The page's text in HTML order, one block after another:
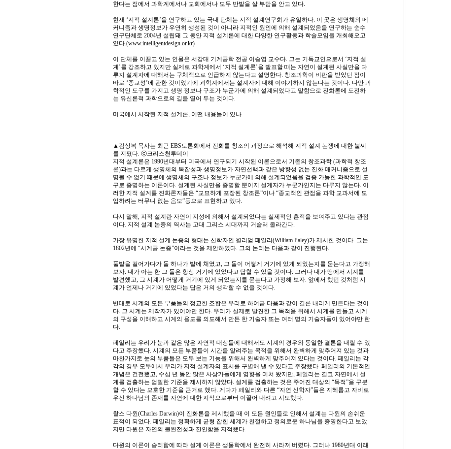
한다는 점에서 과학계에서나 교회에서나 모두 반발을 살 부담을 안고 있다.
현재 ‘지적 설계론’을 연구하고 있는 국내 단체는 지적 설계연구회가 유일하다. 이 곳은 생명체의 메
커니즘과 생명정보가 우연히 생성된 것이 아니라 지적인 원인에 의해 설계되었음을 연구하는 순수
연구단체로 2004년 설립돼 그 동안 지적 설계론에 대한 다양한 연구활동과 학술모임을 개최해오고
있다.(www.intelligentdesign.or.kr)
이 단체를 이끌고 있는 인물은 서강대 기계공학 전공 이승엽 교수다. 그는 기독교인으로서 ‘지적 설
계’를 강조하고 있지만 실제로 과학계에서 ‘지적 설계론’을 발표할 때는 자연이 설계된 사실만을 다
루지 설계자에 대해서는 구체적으로 언급하지 않는다고 설명한다. 창조과학이 비판을 받았던 점이
바로 ‘종교성’에 관한 것이었기에 과학계에서는 설계자에 대해 이야기하지 않는다는 것이다. 다만 과
학적인 도구를 가지고 생명 정보나 구조가 누군가에 의해 설계되었다고 말함으로 진화론에 도전하
는 유신론적 과학으로의 길을 열어 두는 것이다.
미국에서 시작된 지적 설계론, 어떤 내용들이 있나
▲김상복 목사는 최근 EBS토론회에서 진화를 창조의 과정으로 해석해 지적 설계 논쟁에 대한 불씨
를 지폈다. ⓒ크리스천투데이
지적 설계론은 1990년대부터 미국에서 연구되기 시작된 이론으로서 기존의 창조과학 (과학적 창조
론)과는 다르게 생명체의 복잡성과 생명정보가 자연선택과 같은 방향성 없는 진화 매커니즘으로 설
명될 수 없기 때문에 생명체의 구조나 정보가 누군가에 의해 설계되었음을 검증 가능한 과학적인 도
구로 증명하는 이론이다. 설계된 사실만을 증명할 뿐이지 설계자가 누군가인지는 다루지 않는다. 이
러한 지적 설계를 진화론자들은 “교묘하게 포장된 창조론”이나 “종교적인 관점을 과학 교과서에 도
입하려는 터무니 없는 음모”등으로 표현하고 있다.
다시 말해, 지적 설계란 자연이 지성에 의해서 설계되었다는 실제적인 흔적을 보여주고 있다는 관점
이다. 지적 설계 논증의 역사는 고대 그리스 시대까지 거슬러 올라간다.
가장 유명한 지적 설계 논증의 형태는 신학자인 윌리엄 페일리(William Paley)가 제시한 것이다. 그는
1802년에 “시계공 논증”이라는 것을 제안하였다. 그의 논리는 다음과 같이 진행된다.
풀밭을 걸어가다가 돌 하나가 발에 채였고, 그 돌이 어떻게 거기에 있게 되었는지를 묻는다고 가정해
보자. 내가 아는 한 그 돌은 항상 거기에 있었다고 답할 수 있을 것이다. 그러나 내가 땅에서 시계를
발견했고, 그 시계가 어떻게 거기에 있게 되었는지를 묻는다고 가정해 보자. 앞에서 했던 것처럼 시
계가 언제나 거기에 있었다는 답은 거의 생각할 수 없을 것이다.
반대로 시계의 모든 부품들의 정교한 조합은 우리로 하여금 다음과 같이 결론 내리게 만든다는 것이
다. 그 시계는 제작자가 있어야만 한다. 우리가 실제로 발견한 그 목적을 위해서 시계를 만들고 시계
의 구성을 이해하고 시계의 용도를 의도해서 만든 한 기술자 또는 여러 명의 기술자들이 있어야만 한
다.
페일리는 우리가 눈과 같은 많은 자연적 대상들에 대해서도 시계의 경우와 동일한 결론을 내릴 수 있
다고 주장했다. 시계의 모든 부품들이 시간을 알려주는 목적을 위해서 완벽하게 맞추어져 있는 것과
마찬가지로 눈의 부품들은 모두 보는 기능을 위해서 완벽하게 맞추어져 있다는 것이다. 페일리는 각
각의 경우 모두에서 우리가 지적 설계자의 표시를 구별해 낼 수 있다고 주장했다. 페일리의 기본적인
개념은 건전했고, 수십 년 동안 많은 사상가들에게 영향을 미쳐 왔지만, 페일리는 결코 자연에서 설
계를 검출하는 엄밀한 기준을 제시하지 않았다. 설계를 검출하는 것은 주어진 대상의 “목적”을 구분
할 수 있다는 모호한 기준을 근거로 했다. 게다가 페일리와 다른 “자연 신학자”들은 지혜롭고 자비로
우신 하나님의 존재를 자연에 대한 지식으로부터 이끌어 내려고 시도했다.
찰스 다윈(Charles Darwin)이 진화론을 제시했을 때 이 모든 원인들로 인해서 설계는 다윈의 손쉬운
표적이 되었다. 페일리는 정확하게 균형 잡힌 세계가 친절하고 정의로운 하나님을 증명한다고 보았
지만 다윈은 자연의 불완전성과 잔인함을 지적했다.
다윈의 이론이 승리함에 따라 설계 이론은 생물학에서 완전히 사라져 버렸다. 그러나 1980년대 이래